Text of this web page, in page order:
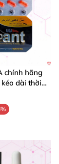
chính hãng
dài thời
Đen Tây